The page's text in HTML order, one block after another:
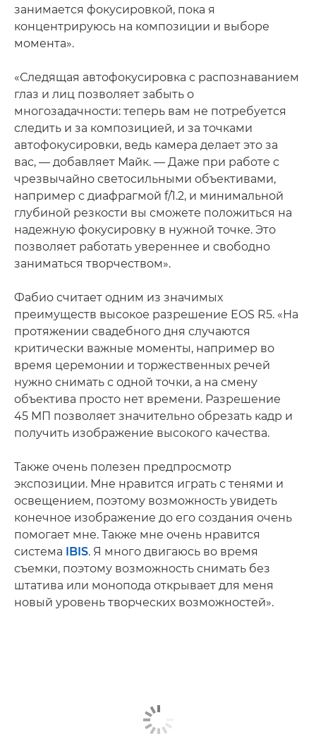
занимается фокусировкой, пока я
концентрируюсь на композиции и выборе
момента».
«Следящая автофокусировка с распознаванием
глаз и лиц позволяет забыть о
многозадачности: теперь вам не потребуется
следить и за композицией, и за точками
автофокусировки, ведь камера делает это за
вас, — добавляет Майк. — Даже при работе с
чрезвычайно светосильными объективами,
например с диафрагмой f/1.2, и минимальной
глубиной резкости вы сможете положиться на
надежную фокусировку в нужной точке. Это
позволяет работать увереннее и свободно
заниматься творчеством».
Фабио считает одним из значимых
преимуществ высокое разрешение EOS R5. «На
протяжении свадебного дня случаются
критически важные моменты, например во
время церемонии и торжественных речей
нужно снимать с одной точки, а на смену
объектива просто нет времени. Разрешение
45 МП позволяет значительно обрезать кадр и
получить изображение высокого качества.
Также очень полезен предпросмотр
экспозиции. Мне нравится играть с тенями и
освещением, поэтому возможность увидеть
конечное изображение до его создания очень
помогает мне. Также мне очень нравится
система IBIS. Я много двигаюсь во время
съемки, поэтому возможность снимать без
штатива или монопода открывает для меня
новый уровень творческих возможностей».